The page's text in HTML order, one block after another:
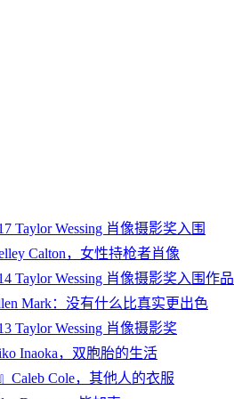
Taylor Wessing 肖像摄影奖入围
Calton，女性持枪者肖像
Taylor Wessing 肖像摄影奖入围作品
Mark：没有什么比真实更出色
Taylor Wessing 肖像摄影奖
Inaoka，双胞胎的生活
Caleb Cole，其他人的衣服